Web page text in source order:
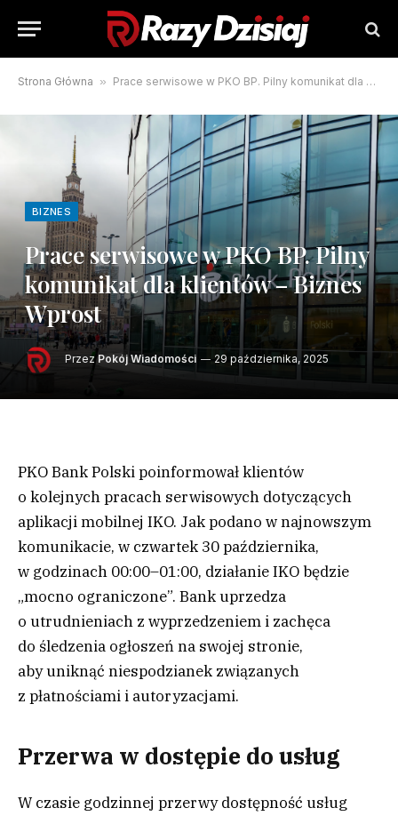
Strona Główna » Prace serwisowe w PKO BP. Pilny komunikat dla klientów – Biznes Wprost
BIZNES
Prace serwisowe w PKO BP. Pilny
komunikat dla klientów – Biznes
Wprost
Przez Pokój Wiadomości 29 października, 2025
PKO Bank Polski poinformował klientów
o kolejnych pracach serwisowych dotyczących
aplikacji mobilnej IKO. Jak podano w najnowszym
komunikacie, w czwartek 30 października,
w godzinach 00:00–01:00, działanie IKO będzie
„mocno ograniczone”. Bank uprzedza
o utrudnieniach z wyprzedzeniem i zachęca
do śledzenia ogłoszeń na swojej stronie,
aby uniknąć niespodzianek związanych
z płatnościami i autoryzacjami.
Przerwa w dostępie do usług
W czasie godzinnej przerwy dostępność usług